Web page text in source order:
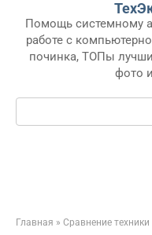
Помощь системному
работе с
починка, ТОПы
фото
Поиск:
Главная » Сравнение техники